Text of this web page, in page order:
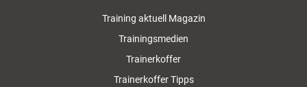
Training aktuell Magazin
Trainingsmedien
Trainerkoffer
Trainerkoffer Tipps